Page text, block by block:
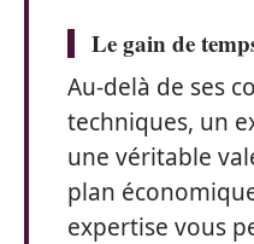
Le gain de
Au-delà de ses
techniques, un
une véritable
plan
expertise vous